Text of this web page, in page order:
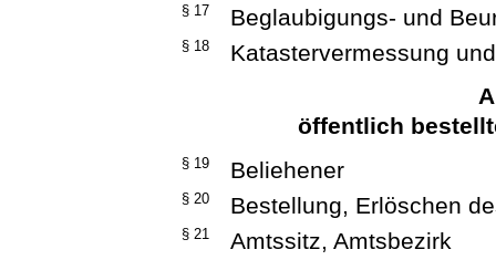
§ 17 Beglaubigungs- und
§ 18
Katastervermessung
öffentlich
§ 19 Beliehener
§ 20 Bestellung, Erlöschen
§ 21 Amtssitz, Amtsbezirk